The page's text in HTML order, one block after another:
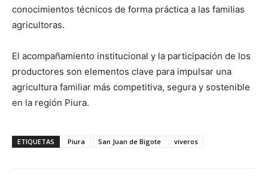
conocimientos técnicos de forma práctica a las familias
agricultoras.
El acompañamiento institucional y la participación de los
productores son elementos clave para impulsar una
agricultura familiar más competitiva, segura y sostenible
en la región Piura.
ETIQUETAS Piura San Juan de Bigote viveros